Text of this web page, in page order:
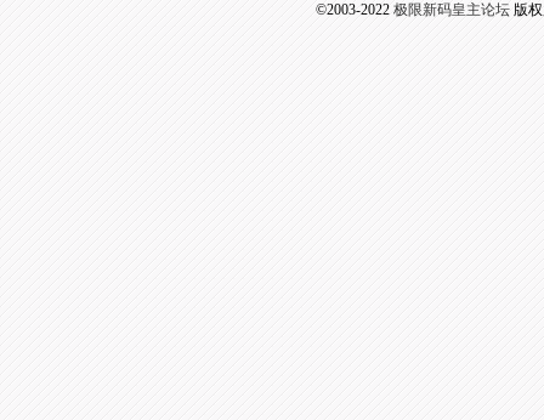
©2003-2022 极限新码皇主论坛版权